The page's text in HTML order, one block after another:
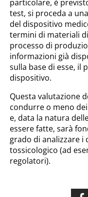
particolare, è
test, si proceda a
del dispositivo
termini di materiali
processo di
informazioni già
sulla base di esse, il
dispositivo.
Questa valutazione
condurre o meno
e, data la natura
essere fatte, sarà
grado di analizzare i
tossicologico (ad
regolatori).